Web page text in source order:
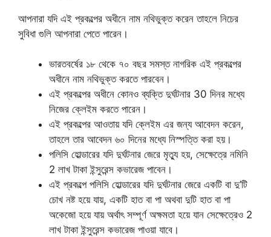
আপনারা যদি এই প্রকল্পের অধীনে নাম নথিভুক্ত করেন তাহলে নিচের
সুবিধা গুলি আপনারা পেতে পারেন।
ভারতবর্ষের ১৮ থেকে ৭০ বছর সমস্ত নাগরিক এই প্রকল্পের
অধীনে নাম নথিভুক্ত করতে পারবেন।
এই প্রকল্পের অধীনে কোনও ব্যক্তি দুর্ঘটনার 30 দিনর মধ্যে
নিজের ক্লেইম করতে পারেন।
এই প্রকল্পের আওতায় যদি ক্লেইম এর জন্য আবেদন করেন,
তাহলে তার আবেদন ৬০ দিনের মধ্যে নিস্পত্তি করা হয়।
পলিসি হোল্ডারের যদি দুর্ঘটনার জেরে মৃত্যু হয়, সেক্ষেত্রে নমিনি
2 লাখ টাকা ইন্সুরেন্স কভারেজ পাবেন।
এই প্রকল্পে পলিসি হোল্ডারের যদি দুর্ঘটনার জেরে একটি বা দু’টি
চোখ নষ্ট হয়ে যায়, একটি হাত বা পা অথবা দুটি হাত বা পা
অকেজো হয়ে যায় অর্থাৎ সম্পূর্ণ অক্ষমতা হয়ে যান সেক্ষেত্রেও 2
লাখ টাকা ইন্সুরেন্স কভারেজ পাওয়া যাবে।